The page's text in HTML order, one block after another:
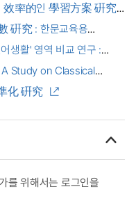
率的인 學習方案 硏究 :
on Effective Learning
Characters in Middle
硏究 : 한문교육용
로 = Study on the Actual
Characters in
of 1800 basic chinese
characters
생활' 영역 비교 연구 :
을 중심으로 = A
vocabulary and
classical Chinese
of classical
A Study on Classical
of Chinese
化 硏究
를 위해서는 로그인을